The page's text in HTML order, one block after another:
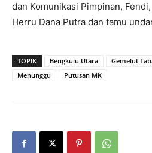
dan Komunikasi Pimpinan,
Herru Dana Putra dan tamu
TOPIK Bengkulu Utara Gemelut
Menunggu
Putusan MK